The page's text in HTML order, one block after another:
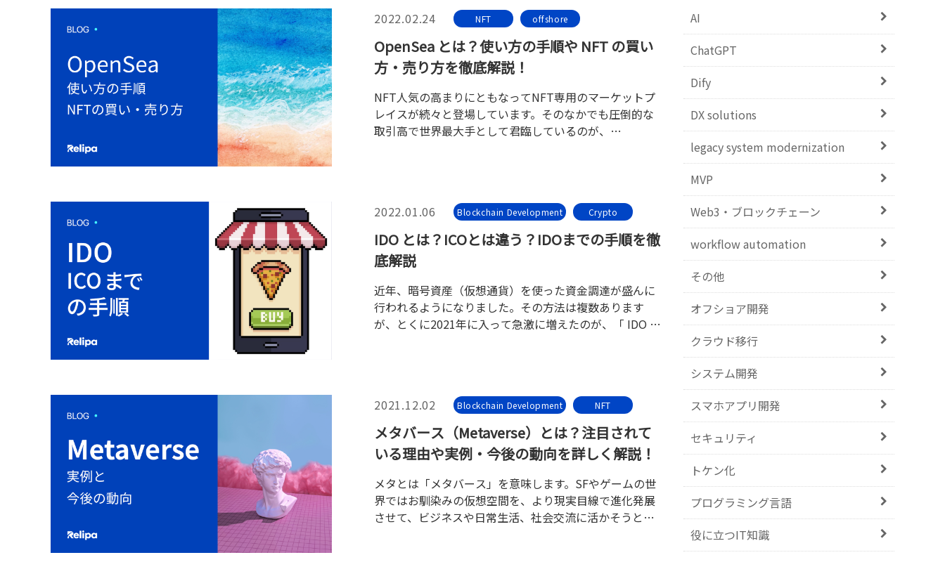
そこで今回は、NFT販売の際、マーケットプレイスに支
払う手数料やそれ以外にかかるコストについても詳しく
解説します。
2022.02.24 NFT offshore
OpenSea とは？使い方の手順や NFT の買い
方・売り方を徹底解説！
NFT人気の高まりにともなってNFT専用のマーケットプ
レイスが続々と登場しています。そのなかでも圧倒的な
取引高で世界最大手として君臨しているのが、
2022.01.06
Blockchain Development Crypto
IDO とは？ICOとは違う？IDOまでの手順を徹
底解説
近年、暗号資産（仮想通貨）を使った資金調達が盛んに
行われるようになりました。その方法は複数あります
が、とくに2021年に入って急激に増えたのが、「 IDO 」
2021.12.02 Blockchain Development NFT
メタバース（Metaverse）とは？注目されて
いる理由や実例・今後の動向を詳しく解説！
メタとは「メタバース」を意味します。SFやゲームの世
界ではお馴染みの仮想空間を、より現実目線で進化発展
させて、ビジネスや日常生活、社会交流に活かそうとい
AI
ChatGPT
Dify
DX solutions
legacy system modernization
MVP
Web3・ブロックチェーン
workflow automation
その他
オフショア開発
クラウド移行
システム開発
スマホアプリ開発
セキュリティ
トケン化
プログラミング言語
役に立つIT知識